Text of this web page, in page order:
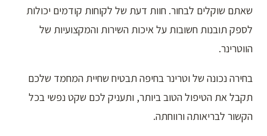
שאתם שוקלים לבחור. חוות דעת של לקוחות קודמים יכולות
לספק תובנות חשובות על איכות השירות והמקצועיות של
הווטרינר.
בחירה נכונה של וטרינר בחיפה תבטיח שחיית המחמד שלכם
תקבל את הטיפול הטוב ביותר, ותעניק לכם שקט נפשי בכל
הקשור לבריאותה ורווחתה.